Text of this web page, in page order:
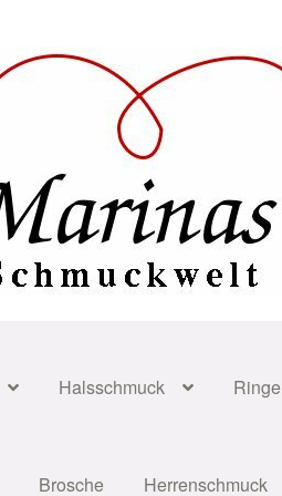
Halsschmuck Ringe
Brosche Herrenschmuck